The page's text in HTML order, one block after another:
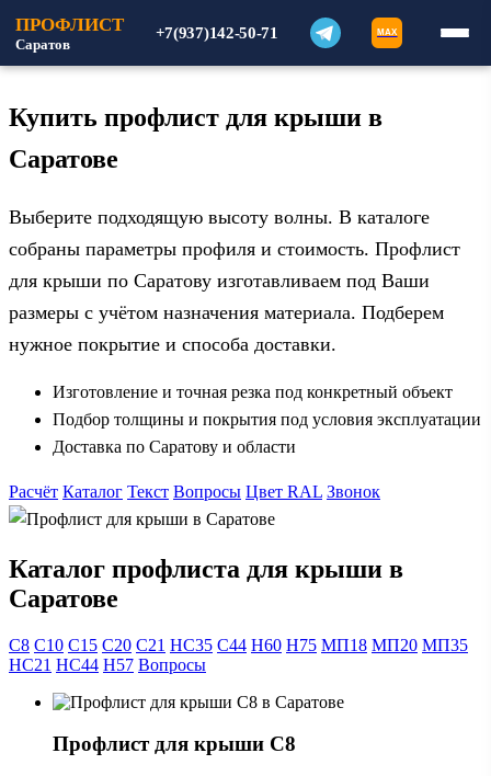
ПРОФЛИСТ
Саратов
+7(937)142-50-71 MAX
Купить профлист для крыши в
Саратове
Выберите подходящую высоту волны. В каталоге
собраны параметры профиля и стоимость. Профлист
для крыши по Саратову изготавливаем под Ваши
размеры с учётом назначения материала. Подберем
нужное покрытие и способа доставки.
Изготовление и точная резка под конкретный объект
Подбор толщины и покрытия под условия эксплуатации
Доставка по Саратову и области
Расчёт Каталог Текст Вопросы Цвет RAL Звонок
Каталог профлиста для крыши в
Саратове
С8 С10 С15 С20 С21 НС35 С44 Н60 Н75 МП18 МП20 МП35
НС21 НС44 Н57 Вопросы
Профлист для крыши С8